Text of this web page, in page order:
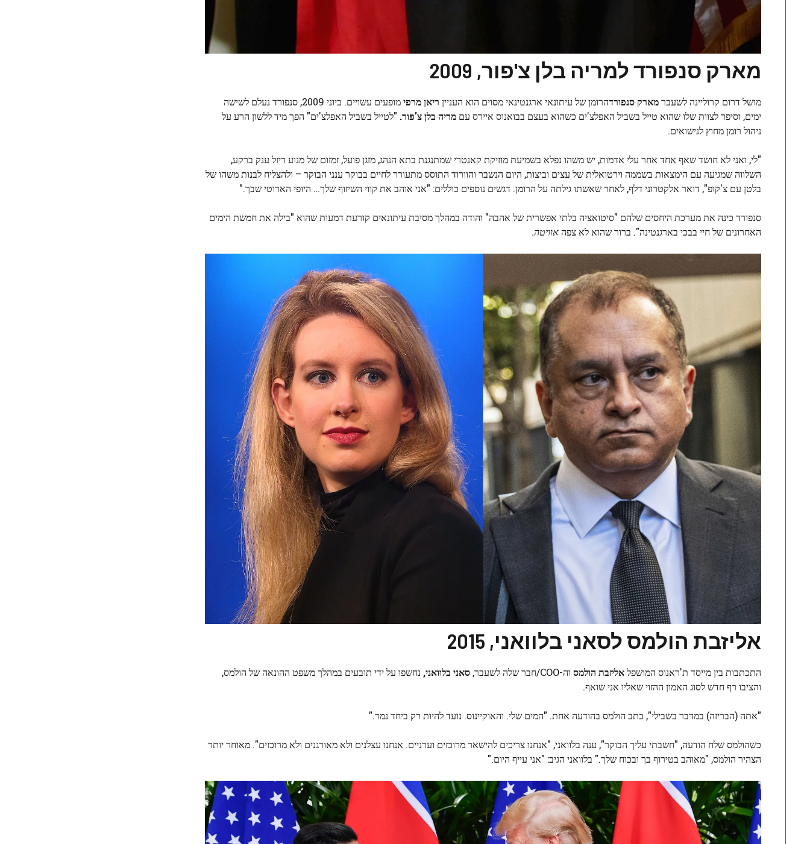
מארק סנפורד למריה בלן צ'פור, 2009
מושל דרום קרוליינה לשעברמארק סנפורדהרומן של עיתונאי ארגנטינאי מסוים הוא העניין ריאן מרפי
מופעים עשויים. ביוני 2009, סנפורד נעלם לשישה
ימים, וסיפר לצוות שלו שהוא טייל בשביל האפלצ'ים כשהוא בעצם בבואנוס איירס עם מריה בלן צ'פור. "לטייל בשביל האפלצ'ים" הפך מיד ללשון הרע על
ניהול רומן מחוץ לנישואים.
"לי, ואני לא חושד שאף אחד אחר עלי אדמות, יש משהו נפלא בשמיעת מוזיקת קאנטרי שמתנגנת בתא הנהג, מזגן פועל, זמזום של מנוע דיזל ענק ברקע,
השלווה שמגיעה עם הימצאות בשממה וירטואלית של עצים וביצות, היום הנשבר והוורוד התוסס מתעורר לחיים בבוקר ענני הבוקר – ולהצליח לבנות משהו של
בלטן עם צ'קופ", דואר אלקטרוני דלף, לאחר שאשתו גילתה על הרומן. דגשים נוספים כוללים: "אני אוהב את קווי השיזוף שלך… היופי הארוטי שבך."
סנפורד כינה את מערכת היחסים שלהם "סיטואציה בלתי אפשרית של אהבה" והודה במהלך מסיבת עיתונאים קורעת דמעות שהוא "בילה את חמשת הימים
האחרונים של חיי בבכי בארגנטינה". ברור שהוא לא צפהאוויטה.
אליזבת הולמס לסאני בלוואני, 2015
התכתבות בין מייסד ת'ראנוס המושפלאליזבת הולמס וה-COO/חבר שלה לשעבר, סאני בלוואני, נחשפו על ידי תובעים במהלך משפט ההונאה של הולמס,
והציבו רף חדש לסוג האמון ההזוי שאליו אני שואף.
"אתה (הבריזה) במדבר בשבילי", כתב הולמס בהודעה אחת. "המים שלי. והאוקיינוס. נועד להיות רק ביחד נמר."
כשהולמס שלח הודעה, "חשבתי עליך הבוקר", ענה בלוואני, "אנחנו צריכים להישאר מרוכזים וערניים. אנחנו עצלנים ולא מאורגנים ולא מרוכזים". מאוחר יותר
הצהיר הולמס, "מאוהב בטירוף בך ובכוח שלך." בלוואני הגיב: "אני עייף היום."